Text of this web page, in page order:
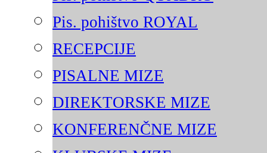
Pis. pohištvo ROYAL
RECEPCIJE
PISALNE MIZE
DIREKTORSKE MIZE
KONFERENČNE MIZE